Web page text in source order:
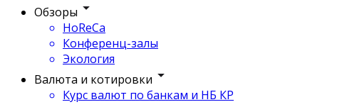
Обзоры
HoReCa
Конференц-залы
Экология
Валюта и котировки
Курс валют по банкам и НБ КР